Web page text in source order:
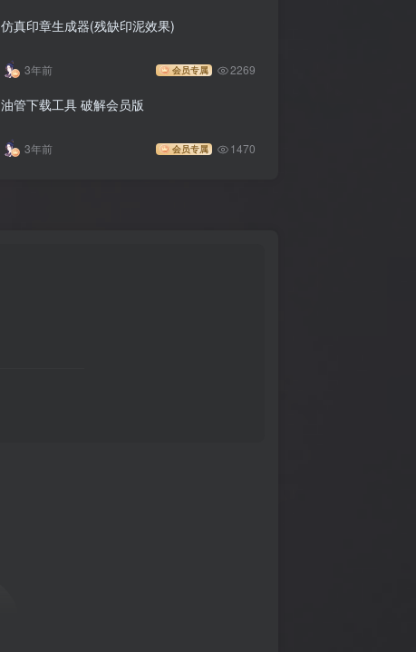
仿真印章生成器(残缺印泥效果)
3年前 会员专属 2269
油管下载工具 破解会员版
3年前 会员专属 1470